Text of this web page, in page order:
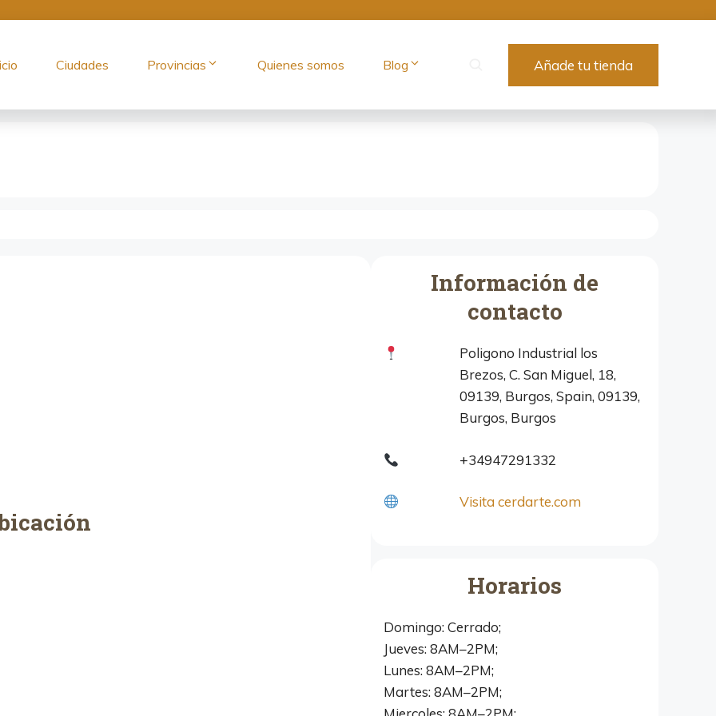
Ciudades Provincias Quienes somos Blog Añade tu tienda
Información de
contacto
Poligono Industrial los
Brezos, C. San Miguel, 18,
09139, Burgos, Spain, 09139,
Burgos, Burgos
+34947291332
Visita cerdarte.com
Horarios
Domingo: Cerrado;
Jueves: 8AM–2PM;
Lunes: 8AM–2PM;
Martes: 8AM–2PM;